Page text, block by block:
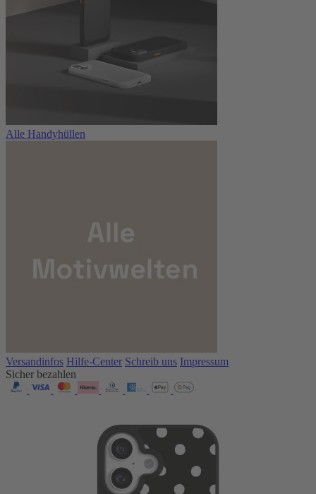
Alle Handyhüllen
Versandinfos Hilfe-Center Schreib uns Impressum
Sicher bezahlen